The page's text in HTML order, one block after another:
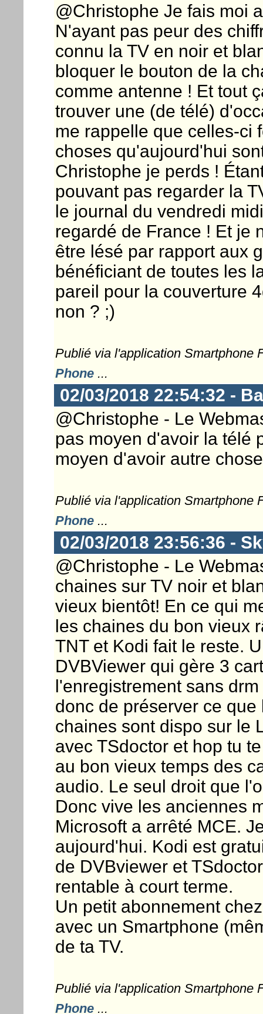
@Christophe Je fais moi
N'ayant pas peur des
connu la TV en noir et
bloquer le bouton de la
comme antenne ! Et tout
trouver une (de télé)
me rappelle que celles-ci
choses qu'aujourd'hui
Christophe je perds !
pouvant pas regarder la
le journal du vendredi
regardé de France ! Et je
être lésé par rapport aux
bénéficiant de toutes les
pareil pour la couverture
non ? ;)
Publié via l'application Smartphone
Phone...
02/03/2018 22:54:32 -
@Christophe - Le
pas moyen d'avoir la télé
moyen d'avoir autre
Publié via l'application Smartphone
Phone...
02/03/2018 23:56:36 -
@Christophe - Le
chaines sur TV noir et
vieux bientôt! En ce qui
les chaines du bon vieux
TNT et Kodi fait le reste.
DVBViewer qui gère 3
l'enregistrement sans
donc de préserver ce
chaines sont dispo sur le
avec TSdoctor et hop tu
au bon vieux temps des
audio. Le seul droit que
Donc vive les anciennes
Microsoft a arrêté MCE.
aujourd'hui. Kodi est
de DVBviewer et
rentable à court terme.
Un petit abonnement
avec un Smartphone
de ta TV.
Publié via l'application Smartphone
Phone...